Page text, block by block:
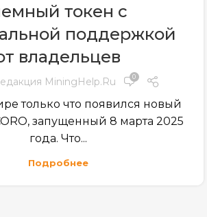
токен с
поддержкой
владельцев
MiningHelp.ru 0
только что появился новый
запущенный 8 марта 2025
года. Что...
Подробнее